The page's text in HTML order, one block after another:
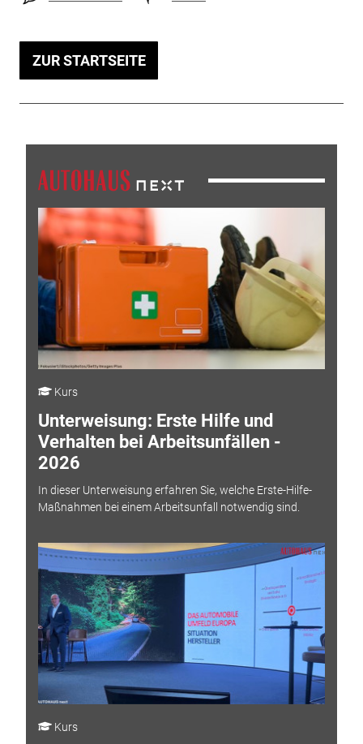
ZUR STARTSEITE
Kurs
Unterweisung: Erste Hilfe und
Verhalten bei Arbeitsunfällen -
2026
In dieser Unterweisung erfahren Sie, welche Erste-Hilfe-
Maßnahmen bei einem Arbeitsunfall notwendig sind.
Kurs